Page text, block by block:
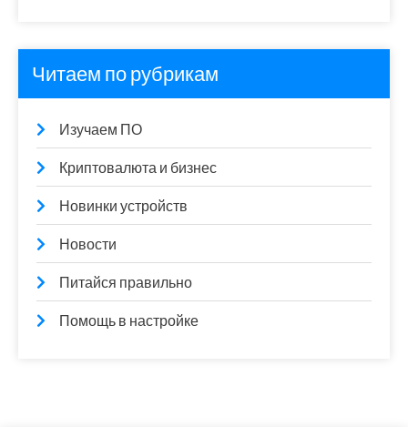
Читаем по рубрикам
Изучаем ПО
Криптовалюта и бизнес
Новинки устройств
Новости
Питайся правильно
Помощь в настройке